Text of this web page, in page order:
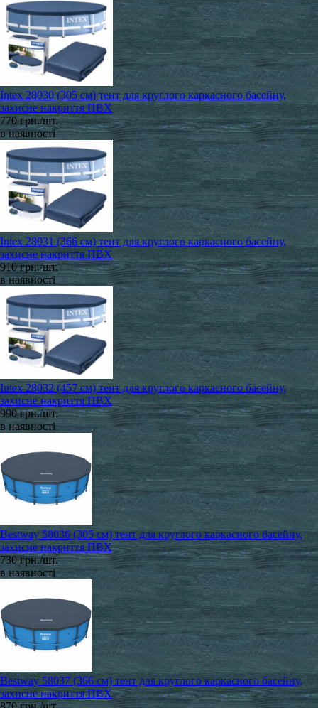
Intex 28030 (305 см) тент для круглого каркасного басейну,
захисне накриття ПВХ
770 грн./шт.
в наявності
Intex 28031 (366 см) тент для круглого каркасного басейну,
захисне накриття ПВХ
910 грн./шт.
в наявності
Intex 28032 (457 см) тент для круглого каркасного басейну,
захисне накриття ПВХ
990 грн./шт.
в наявності
Bestway 58036 (305 см) тент для круглого каркасного басейну,
захисне накриття ПВХ
730 грн./шт.
в наявності
Bestway 58037 (366 см) тент для круглого каркасного басейну,
захисне накриття ПВХ